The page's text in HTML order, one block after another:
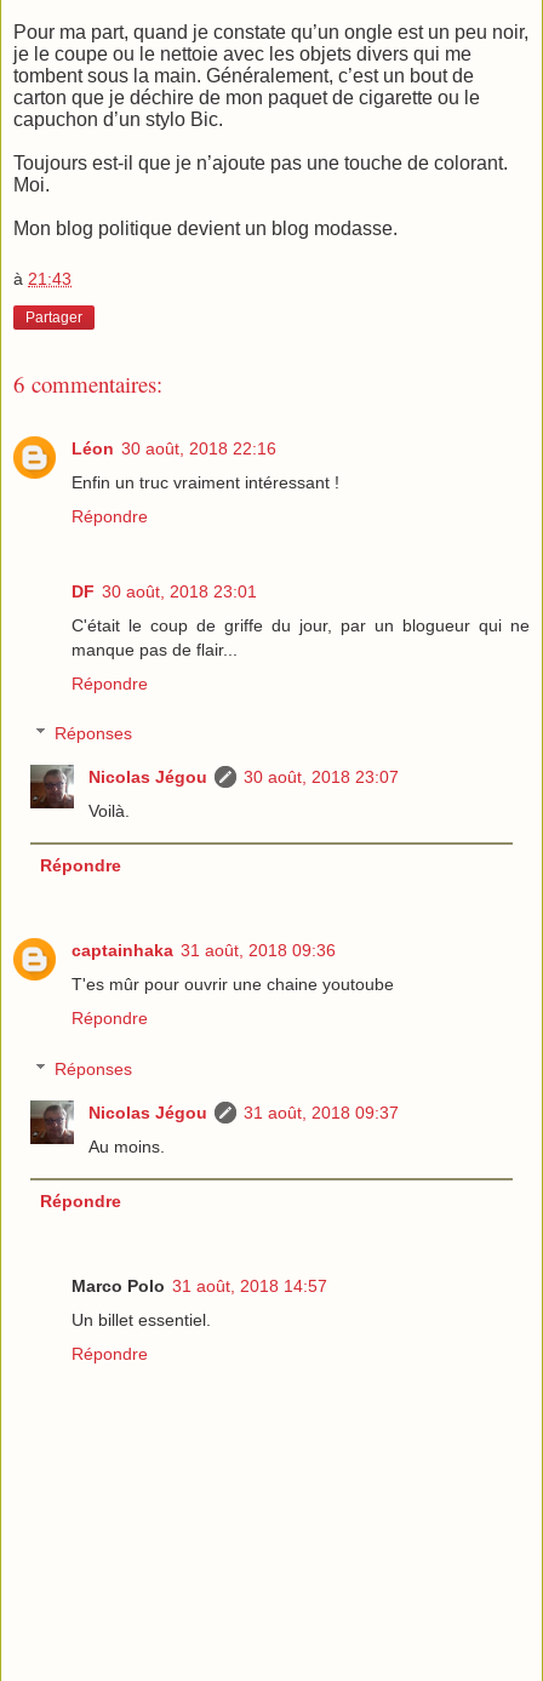
Pour ma part, quand je constate qu’un ongle est un peu noir,
je le coupe ou le nettoie avec les objets divers qui me
tombent sous la main. Généralement, c’est un bout de
carton que je déchire de mon paquet de cigarette ou le
capuchon d’un stylo Bic.
Toujours est-il que je n’ajoute pas une touche de colorant.
Moi.
Mon blog politique devient un blog modasse.
à 21:43
Partager
6 commentaires:
Léon 30 août, 2018 22:16
Enfin un truc vraiment intéressant !
Répondre
DF 30 août, 2018 23:01
C'était le coup de griffe du jour, par un blogueur qui ne
manque pas de flair...
Répondre
Réponses
Nicolas Jégou
30 août, 2018 23:07
Voilà.
Répondre
captainhaka 31 août, 2018 09:36
T'es mûr pour ouvrir une chaine youtoube
Répondre
Réponses
Nicolas Jégou
31 août, 2018 09:37
Au moins.
Répondre
Marco Polo 31 août, 2018 14:57
Un billet essentiel.
Répondre